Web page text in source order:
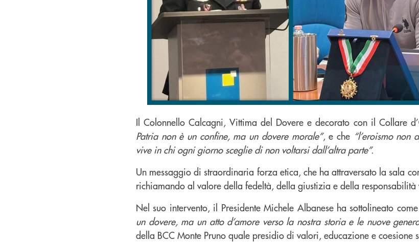
Il Colonnello Calcagni, Vittima del Dovere e decorato con il Collare
Patria non è un confine, ma un dovere morale”, e che “l’eroismo non
vive in chi ogni giorno sceglie di non voltarsi dall’altra parte”.
Un messaggio di straordinaria forza etica, che ha attraversato la sala
richiamando al valore della fedeltà, della giustizia e della responsabilità
Nel suo intervento, il Presidente Michele Albanese ha sottolineato
un dovere, ma un atto d’amore verso la nostra storia e le nuove
della BCC Monte Pruno quale presidio di valori, educazione e coesione